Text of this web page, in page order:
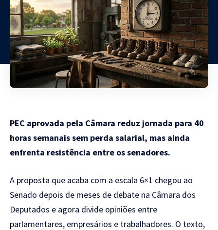
PEC aprovada pela Câmara reduz jornada para 40
horas semanais sem perda salarial, mas ainda
enfrenta resistência entre os senadores.
A proposta que acaba com a escala 6×1 chegou ao
Senado depois de meses de debate na Câmara dos
Deputados e agora divide opiniões entre
parlamentares, empresários e trabalhadores. O texto,